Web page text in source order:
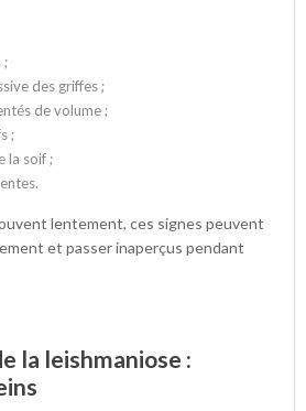
;
des griffes ;
de volume ;
;
la soif ;
lentement, ces signes peuvent
et passer inaperçus pendant
la leishmaniose :